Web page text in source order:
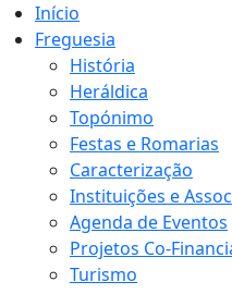
Início
Freguesia
História
Heráldica
Topónimo
Festas e Romarias
Caracterização
Instituições e
Agenda de Eventos
Projetos Co-
Turismo